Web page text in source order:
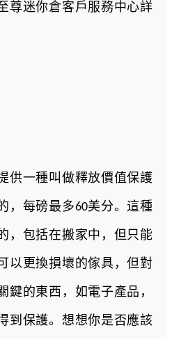
尊迷你倉客戶服務中心詳
供一種叫做釋放價值保護
，每磅最多60美分。這種
，包括在搬家中，但只能
以更換損壞的傢具，但對
鍵的東西，如電子產品，
到保護。想想你是否應該